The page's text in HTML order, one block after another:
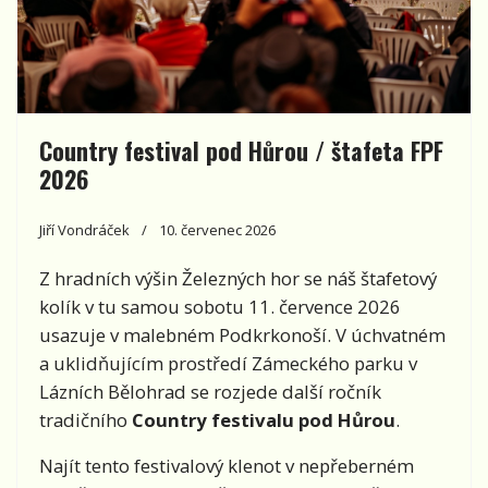
Country festival pod Hůrou / štafeta FPF
2026
Jiří Vondráček 10. červenec 2026
Z hradních výšin Železných hor se náš štafetový
kolík v tu samou sobotu 11. července 2026
usazuje v malebném Podkrkonoší. V úchvatném
a uklidňujícím prostředí Zámeckého parku v
Lázních Bělohrad se rozjede další ročník
tradičního Country festivalu pod Hůrou.
Najít tento festivalový klenot v nepřeberném